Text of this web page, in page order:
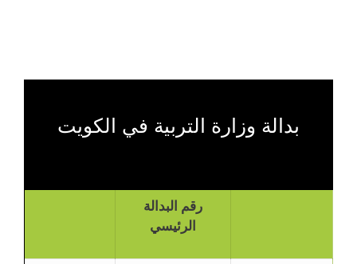
بدالة وزارة التربية في الكويت
رقم البدالة
الرئيسي